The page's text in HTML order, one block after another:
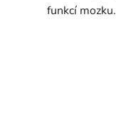
funkcí mozku.